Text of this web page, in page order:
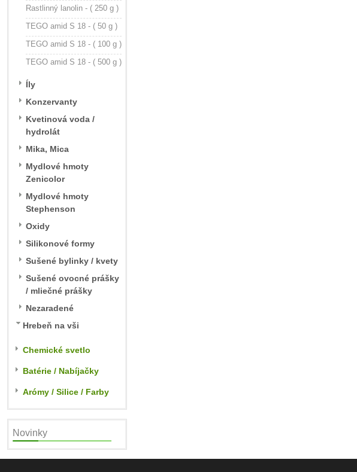
Rastlinný lanolin - ( 250 g )
TEGO amid S 18 - ( 50 g )
TEGO amid S 18 - ( 100 g )
TEGO amid S 18 - ( 500 g )
Íly
Konzervanty
Kvetinová voda /
hydrolát
Mika, Mica
Mydlové hmoty
Zenicolor
Mydlové hmoty
Stephenson
Oxidy
Silikonové formy
Sušené bylinky / kvety
Sušené ovocné prášky
/ mliečné prášky
Nezaradené
Hrebeň na vši
Chemické svetlo
Batérie / Nabíjačky
Arómy / Silice / Farby
Novinky